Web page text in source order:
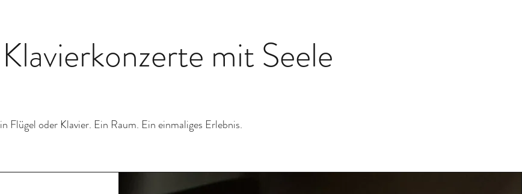
mit Seele
Flügel oder Klavier. Ein Raum. Ein einmaliges Erlebnis.